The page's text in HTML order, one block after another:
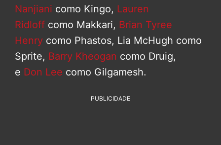
Nanjiani como Kingo, Lauren
Ridloff como Makkari, Brian Tyree
Henry como Phastos, Lia McHugh como
Sprite, Barry Kheogan como Druig,
e Don Lee como Gilgamesh.
PUBLICIDADE